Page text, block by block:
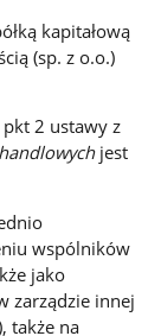
kapitałową
(sp. z o.o.)
2 ustawy z
jest
wspólników
jako
zarządzie innej
także na